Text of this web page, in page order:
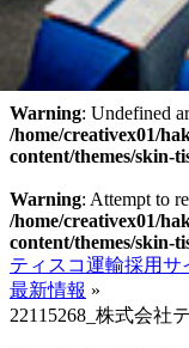
Warning: Undefined
/home/creativex01/
content/themes/skin-
Warning: Attempt to
/home/creativex01/
content/themes/skin-
ティスコ運輸採用サ
最新情報 »
22115268_株式会社